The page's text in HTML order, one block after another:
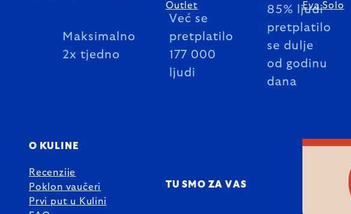
Maksimalno
2x tjedno
Već se
pretplatilo
177 000
ljudi
85% ljudi
pretplatilo
se dulje
od godinu
dana
Outlet
Eva Solo
O KULINE
Recenzije
Poklon vaučeri
Prvi put u Kulini
TU SMO ZA VAS